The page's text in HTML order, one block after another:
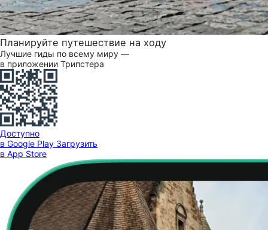
Планируйте путешествие на ходу
Лучшие гиды по всему миру —
в приложении Трипстера
Доступно
в Google Play Загрузить
в App Store